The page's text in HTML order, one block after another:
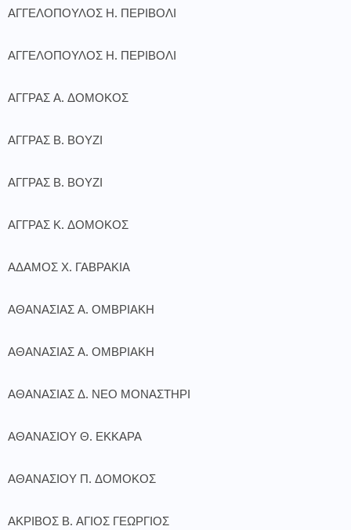
ΑΓΓΕΛΟΠΟΥΛΟΣ Η. ΠΕΡΙΒΟΛΙ
ΑΓΓΕΛΟΠΟΥΛΟΣ Η. ΠΕΡΙΒΟΛΙ
ΑΓΓΡΑΣ Α. ΔΟΜΟΚΟΣ
ΑΓΓΡΑΣ Β. ΒΟΥΖΙ
ΑΓΓΡΑΣ Β. ΒΟΥΖΙ
ΑΓΓΡΑΣ Κ. ΔΟΜΟΚΟΣ
ΑΔΑΜΟΣ Χ. ΓΑΒΡΑΚΙΑ
ΑΘΑΝΑΣΙΑΣ Α. ΟΜΒΡΙΑΚΗ
ΑΘΑΝΑΣΙΑΣ Α. ΟΜΒΡΙΑΚΗ
ΑΘΑΝΑΣΙΑΣ Δ. ΝΕΟ ΜΟΝΑΣΤΗΡΙ
ΑΘΑΝΑΣΙΟΥ Θ. ΕΚΚΑΡΑ
ΑΘΑΝΑΣΙΟΥ Π. ΔΟΜΟΚΟΣ
ΑΚΡΙΒΟΣ Β. ΑΓΙΟΣ ΓΕΩΡΓΙΟΣ